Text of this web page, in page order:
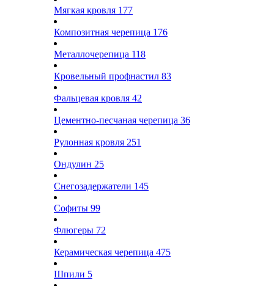
Мягкая кровля 177
Композитная черепица 176
Металлочерепица 118
Кровельный профнастил 83
Фальцевая кровля 42
Цементно-песчаная черепица 36
Рулонная кровля 251
Ондулин 25
Снегозадержатели 145
Софиты 99
Флюгеры 72
Керамическая черепица 475
Шпили 5